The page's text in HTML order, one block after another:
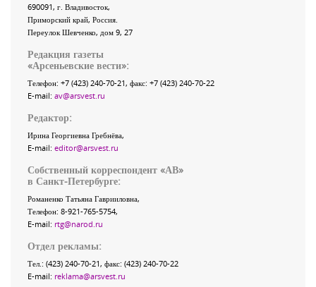
690091, г. Владивосток,
Приморский край, Россия.
Переулок Шевченко, дом 9, 27
Редакция газеты
«Арсеньевские вести»:
Телефон: +7 (423) 240-70-21, факс: +7 (423) 240-70-22
E-mail: av@arsvest.ru
Редактор:
Ирина Георгиевна Гребнёва,
E-mail: editor@arsvest.ru
Собственный корреспондент «АВ»
в Санкт-Петербурге:
Романенко Татьяна Гаврииловна,
Телефон: 8-921-765-5754,
E-mail: rtg@narod.ru
Отдел рекламы:
Тел.: (423) 240-70-21, факс: (423) 240-70-22
E-mail: reklama@arsvest.ru